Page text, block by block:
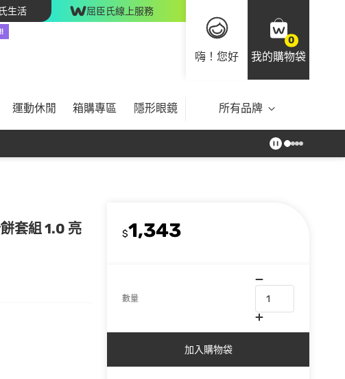
生活 屈臣氏線上服務
嗨！您好
0
我的購物袋
運動休閒 箱購專區 隱形眼鏡 所有品牌
套組 1.0 亮
$1,343
數量
加入購物袋